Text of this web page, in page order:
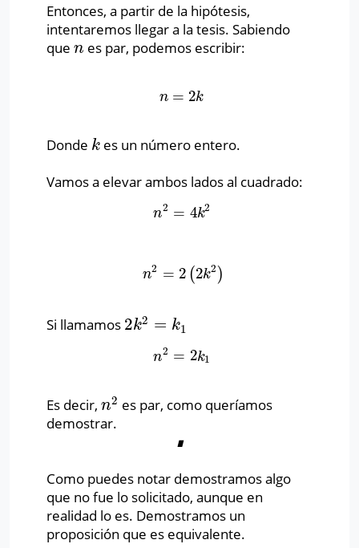
Entonces, a partir de la hipótesis,
intentaremos llegar a la tesis. Sabiendo
que n
n es par, podemos escribir:
n = 2k
n =2 k
Donde k
k es un número entero.
Vamos a elevar ambos lados al cuadrado:
n2 = 4k2
n2 =4 k2
n2 = 2 (2k2 )
n 2=2(2k2)
Si llamamos 2k2 = k1
2k2 =k1
n2 = 2k1
n2 =2 k1
Es decir, n2
n2 es par, como queríamos
demostrar.
∎
Como puedes notar demostramos algo
que no fue lo solicitado, aunque en
realidad lo es. Demostramos un
proposición que es equivalente.